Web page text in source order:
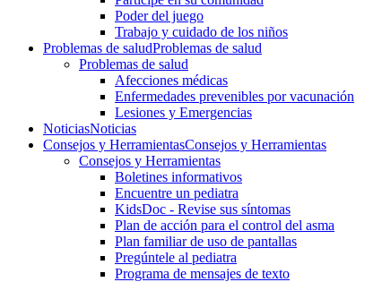
Poder del juego
Trabajo y cuidado de los niños
Problemas de saludProblemas de salud
Problemas de salud
Afecciones médicas
Enfermedades prevenibles por vacunación
Lesiones y Emergencias
NoticiasNoticias
Consejos y HerramientasConsejos y Herramientas
Consejos y Herramientas
Boletines informativos
Encuentre un pediatra
KidsDoc - Revise sus síntomas
Plan de acción para el control del asma
Plan familiar de uso de pantallas
Pregúntele al pediatra
Programa de mensajes de texto